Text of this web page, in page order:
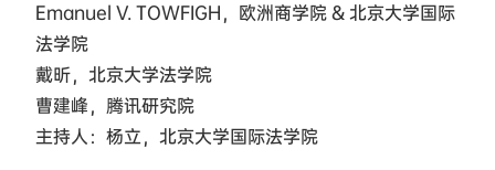
Emanuel V. TOWFIGH，欧洲商学院 & 北京大学国际
法学院
戴昕，北京大学法学院
曹建峰，腾讯研究院
主持人：杨立，北京大学国际法学院